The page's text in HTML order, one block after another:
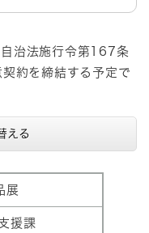
治法施行令第167条
約を締結する予定で
える
展
援課